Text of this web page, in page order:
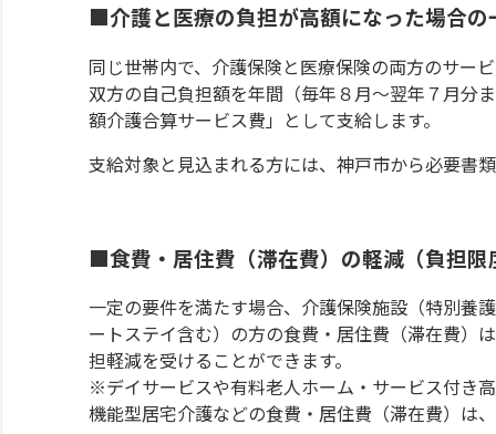
■介護と医療の負担が高額になった場合
同じ世帯内で、介護保険と医療保険の両方のサー
双方の自己負担額を年間（毎年８月～翌年７月分
額介護合算サービス費」として支給します。
支給対象と見込まれる方には、神戸市から必要書
■食費・居住費（滞在費）の軽減（負担限
一定の要件を満たす場合、介護保険施設（特別養
ートステイ含む）の方の食費・居住費（滞在費）
担軽減を受けることができます。
※デイサービスや有料老人ホーム・サービス付き
機能型居宅介護などの食費・居住費（滞在費）は